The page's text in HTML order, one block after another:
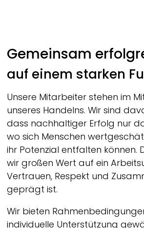
Gemeinsam
auf einem starken
Unsere Mitarbeiter stehen im
unseres Handelns. Wir sind
dass nachhaltiger Erfolg nur
wo sich Menschen
ihr Potenzial entfalten können.
wir großen Wert auf ein
Vertrauen, Respekt und
geprägt ist.
Wir bieten
individuelle Unterstützung